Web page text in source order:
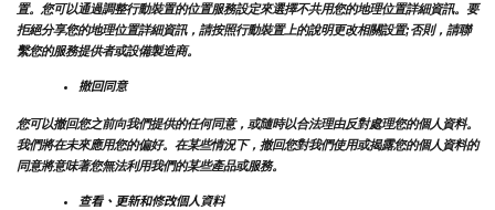
置。您可以通過調整行動裝置的位置服務設定來選擇不共用您的地理位置詳細資訊。要
拒絕分享您的地理位置詳細資訊，請按照行動裝置上的說明更改相關設置;否則，請聯
繫您的服務提供者或設備製造商。
撤回同意
您可以撤回您之前向我們提供的任何同意，或隨時以合法理由反對處理您的個人資料。
我們將在未來應用您的偏好。在某些情況下，撤回您對我們使用或揭露您的個人資料的
同意將意味著您無法利用我們的某些產品或服務。
查看、更新和修改個人資料